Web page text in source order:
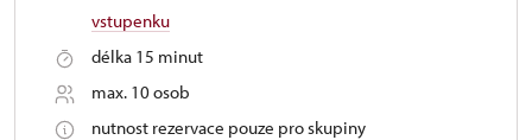
vstupenku
délka 15 minut
max. 10 osob
nutnost rezervace pouze pro skupiny